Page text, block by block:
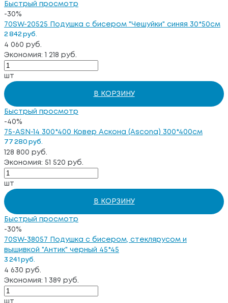
Быстрый просмотр
-30%
70SW-20525 Подушка с бисером "Чешуйки" синяя 30*50см
2 842 руб.
4 060 руб.
Экономия: 1 218 руб.
шт
В КОРЗИНУ
Быстрый просмотр
-40%
75-ASN-14 300*400 Ковер Аскона (Ascona) 300*400см
77 280 руб.
128 800 руб.
Экономия: 51 520 руб.
шт
В КОРЗИНУ
Быстрый просмотр
-30%
70SW-38057 Подушка с бисером, стеклярусом и
вышивкой "Антик" черный 45*45
3 241 руб.
4 630 руб.
Экономия: 1 389 руб.
шт